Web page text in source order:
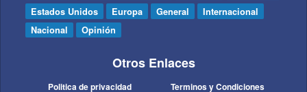
Estados Unidos
Europa General
Internacional
Nacional
Opinión
Otros Enlaces
Politica de privacidad Terminos y Condiciones